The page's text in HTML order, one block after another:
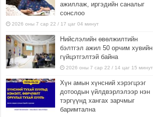
ажиллаж, иргэдийн саналыг
сонслоо
2026 оны 7 сар 22 / 17 цаг 04 минут
Нийслэлийн өвөлжилтийн
бэлтгэл ажил 50 орчим хувийн
гүйцэтгэлтэй байна
2026 оны 7 сар 22 / 14 цаг 15 минут
Хүн амын хүнсний хэрэгцээг
дотоодын үйлдвэрлэлээр нэн
тэргүүнд хангах зарчмыг
баримтална